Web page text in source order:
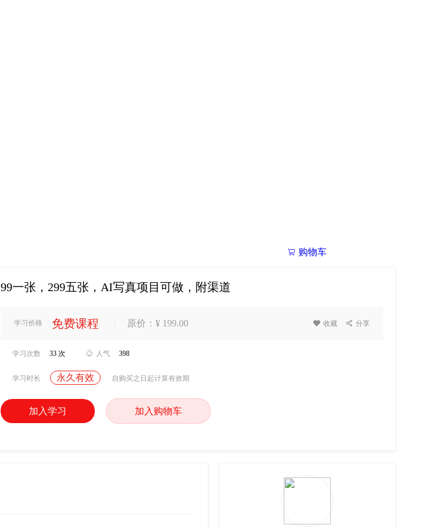
 购物车
99一张，299五张，AI写真项目可做，附渠道
学习价格 免费课程 原价：¥ 199.00  收藏  分享
学习次数 33 次  人气 398
学习时长 永久有效 自购买之日起计算有效期
加入学习 加入购物车